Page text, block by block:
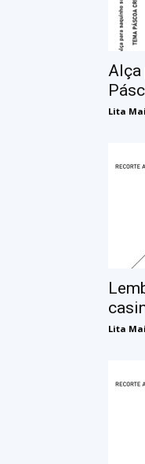
Alça
Lita
Lita